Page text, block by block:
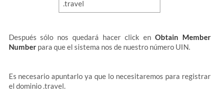
Después sólo nos quedará hacer click en Obtain Member
Numberpara que el sistema nos de nuestro número UIN.
Es necesario apuntarlo ya que lo necesitaremos para registrar
el dominio .travel.